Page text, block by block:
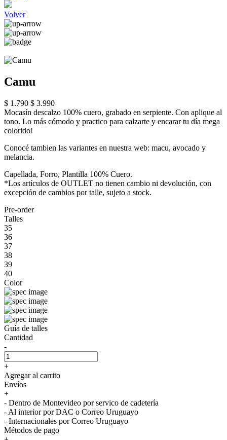
Volver
Camu
$ 1.790 $ 3.990
Mocasín descalzo 100% cuero, grabado en serpiente. Con aplique al
tono. Lo más cómodo y practico para calzarte y encarar tu día mega
colorido!
Conocé tambien las variantes en nuestra web: macu, avocado y
melancia.
Capellada, Forro, Plantilla 100% Cuero.
*Los artículos de OUTLET no tienen cambio ni devolución, con
excepción de cambios por talle, sujeto a stock.
Pre-order
Talles
35
36
37
38
39
40
Color
Guía de talles
Cantidad
-
+
Agregar al carrito
Envíos
+
- Dentro de Montevideo por servico de cadetería
- Al interior por DAC o Correo Uruguayo
- Internacionales por Correo Uruguayo
Métodos de pago